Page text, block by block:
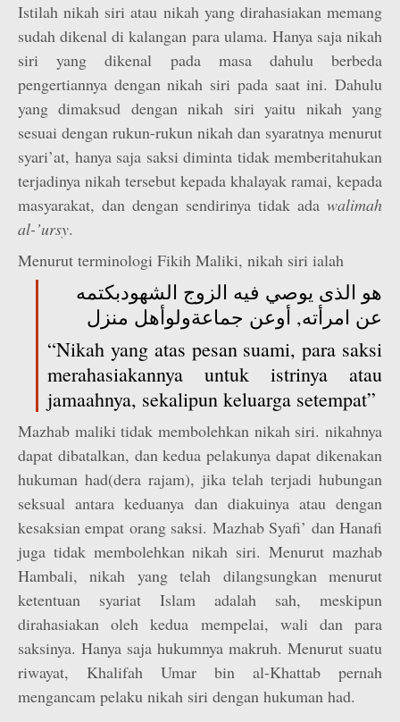
Istilah nikah siri atau nikah yang dirahasiakan memang
sudah dikenal di kalangan para ulama. Hanya saja nikah
siri yang dikenal pada masa dahulu berbeda
pengertiannya dengan nikah siri pada saat ini. Dahulu
yang dimaksud dengan nikah siri yaitu nikah yang
sesuai dengan rukun-rukun nikah dan syaratnya menurut
syari’at, hanya saja saksi diminta tidak memberitahukan
terjadinya nikah tersebut kepada khalayak ramai, kepada
masyarakat, dan dengan sendirinya tidak ada walimah
al-’ursy.
Menurut terminologi Fikih Maliki, nikah siri ialah
هو الذى يوصي فيه الزوج الشهودبكتمه
عن امرأته, أوعن جماعةولوأهل منزل
“Nikah yang atas pesan suami, para saksi
merahasiakannya untuk istrinya atau
jamaahnya, sekalipun keluarga setempat”
Mazhab maliki tidak membolehkan nikah siri. nikahnya
dapat dibatalkan, dan kedua pelakunya dapat dikenakan
hukuman had(dera rajam), jika telah terjadi hubungan
seksual antara keduanya dan diakuinya atau dengan
kesaksian empat orang saksi. Mazhab Syafi’ dan Hanafi
juga tidak membolehkan nikah siri. Menurut mazhab
Hambali, nikah yang telah dilangsungkan menurut
ketentuan syariat Islam adalah sah, meskipun
dirahasiakan oleh kedua mempelai, wali dan para
saksinya. Hanya saja hukumnya makruh. Menurut suatu
riwayat, Khalifah Umar bin al-Khattab pernah
mengancam pelaku nikah siri dengan hukuman had.